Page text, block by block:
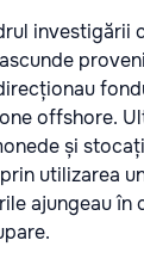
investigării
offshore.
și
utilizarea
ajungeau în